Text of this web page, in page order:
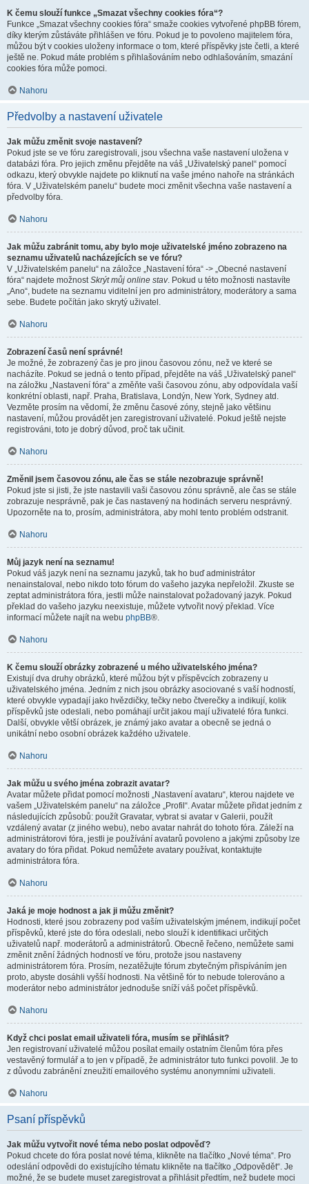
K čemu slouží funkce „Smazat všechny cookies fóra“?
Funkce „Smazat všechny cookies fóra“ smaže cookies vytvořené phpBB fórem,
díky kterým zůstáváte přihlášen ve fóru. Pokud je to povoleno majitelem fóra,
můžou být v cookies uloženy informace o tom, které příspěvky jste četli, a které
ještě ne. Pokud máte problém s přihlašováním nebo odhlašováním, smazání
cookies fóra může pomoci.
Nahoru
Předvolby a nastavení uživatele
Jak můžu změnit svoje nastavení?
Pokud jste se ve fóru zaregistrovali, jsou všechna vaše nastavení uložena v
databázi fóra. Pro jejich změnu přejděte na váš „Uživatelský panel“ pomocí
odkazu, který obvykle najdete po kliknutí na vaše jméno nahoře na stránkách
fóra. V „Uživatelském panelu“ budete moci změnit všechna vaše nastavení a
předvolby fóra.
Nahoru
Jak můžu zabránit tomu, aby bylo moje uživatelské jméno zobrazeno na
seznamu uživatelů nacházejících se ve fóru?
V „Uživatelském panelu“ na záložce „Nastavení fóra“ -> „Obecné nastavení
fóra“ najdete možnostSkrýt můj online stav. Pokud u této možnosti nastavíte
„Ano“, budete na seznamu viditelní jen pro administrátory, moderátory a sama
sebe. Budete počítán jako skrytý uživatel.
Nahoru
Zobrazení časů není správné!
Je možné, že zobrazený čas je pro jinou časovou zónu, než ve které se
nacházíte. Pokud se jedná o tento případ, přejděte na váš „Uživatelský panel“
na záložku „Nastavení fóra“ a změňte vaši časovou zónu, aby odpovídala vaší
konkrétní oblasti, např. Praha, Bratislava, Londýn, New York, Sydney atd.
Vezměte prosím na vědomí, že změnu časové zóny, stejně jako většinu
nastavení, můžou provádět jen zaregistrovaní uživatelé. Pokud ještě nejste
registrováni, toto je dobrý důvod, proč tak učinit.
Nahoru
Změnil jsem časovou zónu, ale čas se stále nezobrazuje správně!
Pokud jste si jisti, že jste nastavili vaši časovou zónu správně, ale čas se stále
zobrazuje nesprávně, pak je čas nastavený na hodinách serveru nesprávný.
Upozorněte na to, prosím, administrátora, aby mohl tento problém odstranit.
Nahoru
Můj jazyk není na seznamu!
Pokud váš jazyk není na seznamu jazyků, tak ho buď administrátor
nenainstaloval, nebo nikdo toto fórum do vašeho jazyka nepřeložil. Zkuste se
zeptat administrátora fóra, jestli může nainstalovat požadovaný jazyk. Pokud
překlad do vašeho jazyku neexistuje, můžete vytvořit nový překlad. Více
informací můžete najít na webu phpBB®.
Nahoru
K čemu slouží obrázky zobrazené u mého uživatelského jména?
Existují dva druhy obrázků, které můžou být v příspěvcích zobrazeny u
uživatelského jména. Jedním z nich jsou obrázky asociované s vaší hodností,
které obvykle vypadají jako hvězdičky, tečky nebo čtverečky a indikují, kolik
příspěvků jste odeslali, nebo pomáhají určit jakou mají uživatelé fóra funkci.
Další, obvykle větší obrázek, je známý jako avatar a obecně se jedná o
unikátní nebo osobní obrázek každého uživatele.
Nahoru
Jak můžu u svého jména zobrazit avatar?
Avatar můžete přidat pomocí možnosti „Nastavení avataru“, kterou najdete ve
vašem „Uživatelském panelu“ na záložce „Profil“. Avatar můžete přidat jedním z
následujících způsobů: použít Gravatar, vybrat si avatar v Galerii, použít
vzdálený avatar (z jiného webu), nebo avatar nahrát do tohoto fóra. Záleží na
administrátorovi fóra, jestli je používání avatarů povoleno a jakými způsoby lze
avatary do fóra přidat. Pokud nemůžete avatary používat, kontaktujte
administrátora fóra.
Nahoru
Jaká je moje hodnost a jak ji můžu změnit?
Hodnosti, které jsou zobrazeny pod vaším uživatelským jménem, indikují počet
příspěvků, které jste do fóra odeslali, nebo slouží k identifikaci určitých
uživatelů např. moderátorů a administrátorů. Obecně řečeno, nemůžete sami
změnit znění žádných hodností ve fóru, protože jsou nastaveny
administrátorem fóra. Prosím, nezatěžujte fórum zbytečným přispíváním jen
proto, abyste dosáhli vyšší hodnosti. Na většině fór to nebude tolerováno a
moderátor nebo administrátor jednoduše sníží váš počet příspěvků.
Nahoru
Když chci poslat email uživateli fóra, musím se přihlásit?
Jen registrovaní uživatelé můžou posílat emaily ostatním členům fóra přes
vestavěný formulář a to jen v případě, že administrátor tuto funkci povolil. Je to
z důvodu zabránění zneužití emailového systému anonymními uživateli.
Nahoru
Psaní příspěvků
Jak můžu vytvořit nové téma nebo poslat odpověď?
Pokud chcete do fóra poslat nové téma, klikněte na tlačítko „Nové téma“. Pro
odeslání odpovědi do existujícího tématu klikněte na tlačítko „Odpovědět“. Je
možné, že se budete muset zaregistrovat a přihlásit předtím, než budete moci